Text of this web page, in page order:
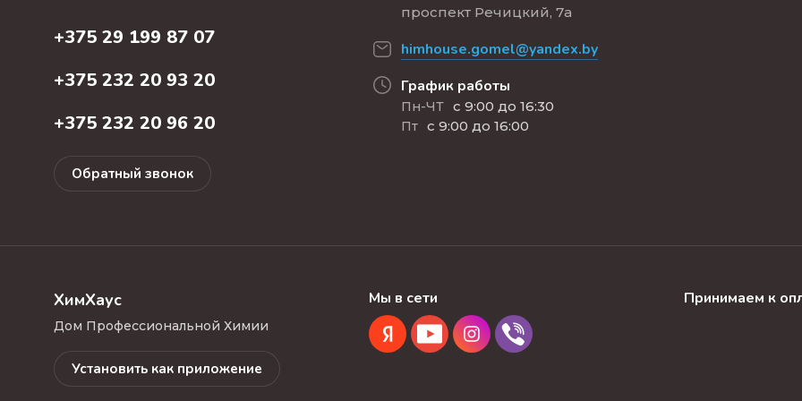
+375 29 199 87 07
+375 232 20 93 20
+375 232 20 96 20
Обратный звонок
проспект Речицкий, 7а
himhouse.gomel@yandex.by
График работы
Пн-ЧТ с 9:00 до 16:30
Пт с 9:00 до 16:00
ХимХаус
Дом Профессиональной Химии
Установить как приложение
Мы в сети Принимаем к